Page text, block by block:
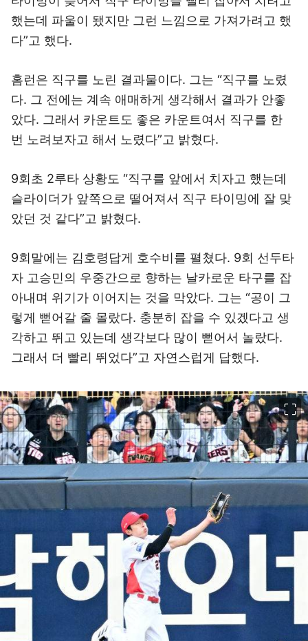
했는데 파울이 됐지만 그런 느낌으로 가져가려고 했
다”고 했다.
홈런은 직구를 노린 결과물이다. 그는 “직구를 노렸
다. 그 전에는 계속 애매하게 생각해서 결과가 안좋
았다. 그래서 카운트도 좋은 카운트여서 직구를 한
번 노려보자고 해서 노렸다”고 밝혔다.
9회초 2루타 상황도 “직구를 앞에서 치자고 했는데
슬라이더가 앞쪽으로 떨어져서 직구 타이밍에 잘 맞
았던 것 같다”고 밝혔다.
9회말에는 김호령답게 호수비를 펼쳤다. 9회 선두타
자 고승민의 우중간으로 향하는 날카로운 타구를 잡
아내며 위기가 이어지는 것을 막았다. 그는 “공이 그
렇게 뻗어갈 줄 몰랐다. 충분히 잡을 수 있겠다고 생
각하고 뛰고 있는데 생각보다 많이 뻗어서 놀랐다.
그래서 더 빨리 뛰었다”고 자연스럽게 답했다.